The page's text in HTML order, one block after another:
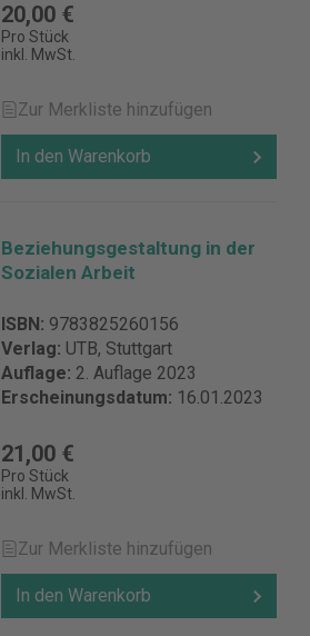
20,00 €
Pro Stück
inkl. MwSt.
Zur Merkliste hinzufügen
In den Warenkorb
Beziehungsgestaltung in der
Sozialen Arbeit
ISBN: 9783825260156
Verlag: UTB, Stuttgart
Auflage: 2. Auflage 2023
Erscheinungsdatum: 16.01.2023
21,00 €
Pro Stück
inkl. MwSt.
Zur Merkliste hinzufügen
In den Warenkorb